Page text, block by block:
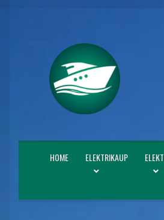
Liigu
navigeerimisele
Liigu
sisu
juurde
HOME ELEKTRIKAUP